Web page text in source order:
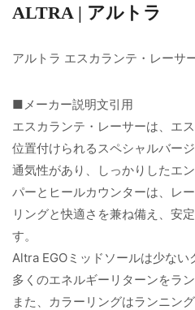
ALTRA | アルトラ
アルトラ エスカランテ・レーサ
■メーカー説明文引用
エスカランテ・レーサーは、エ
位置付けられるスペシャルバージ
通気性があり、しっかりしたエ
パーとヒールカウンターは、レ
リングと快適さを兼ね備え、安
す。
Altra EGOミッドソールは少ない
多くのエネルギーリターンをラ
また、カラーリングはランニン